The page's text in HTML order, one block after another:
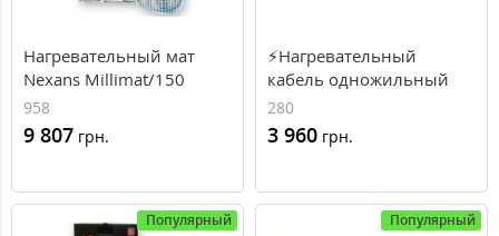
Нагревательный мат
Nexans Millimat/150
(000000958) 450 Вт, 3.0
м²
958
9 807 грн.
⚡Нагревательный
кабель одножильный
Nexans TXLP/1 600/17,
3.5-4.4м², 600Вт,
35.3м.п., 17Вт\м.п.
280
3 960 грн.
Популярный Популярный